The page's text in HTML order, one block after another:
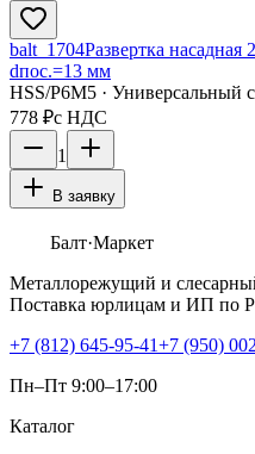
balt_1704Развертка
dпос.=13 мм
HSS/Р6М5 · Универсальный
778 ₽с НДС
1
В заявку
Балт·Маркет
Металлорежущий и
Поставка юрлицам и ИП по
+7 (812) 645-95-41+7 (950)
Пн–Пт 9:00–17:00
Каталог